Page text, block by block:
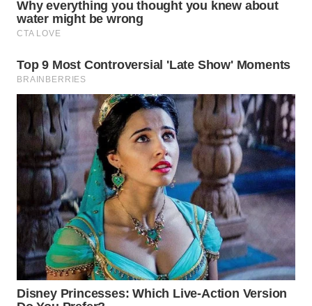
MANDALIKA
LIKUPANG
WN
LABUANBAJO
WN
BORNEO
Wahana
Media
Group
WAHANA
NEWS